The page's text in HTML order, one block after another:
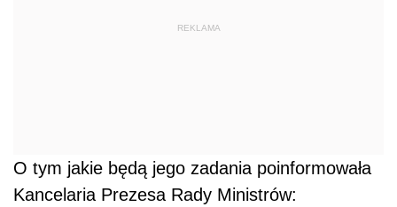
REKLAMA
O tym jakie będą jego zadania poinformowała
Kancelaria Prezesa Rady Ministrów: